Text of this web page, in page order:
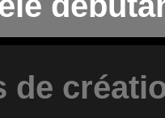
de